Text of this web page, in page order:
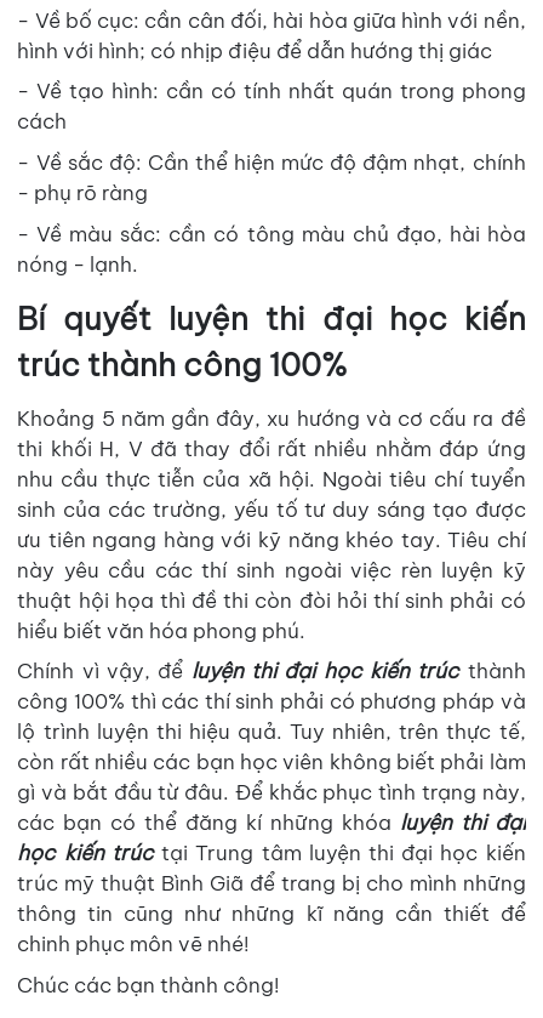
- Về bố cục: cần cân đối, hài hòa giữa hình với nền,
hình với hình; có nhịp điệu để dẫn hướng thị giác
- Về tạo hình: cần có tính nhất quán trong phong
cách
- Về sắc độ: Cần thể hiện mức độ đậm nhạt, chính
- phụ rõ ràng
- Về màu sắc: cần có tông màu chủ đạo, hài hòa
nóng - lạnh.
Bí quyết luyện thi đại học kiến
trúc thành công 100%
Khoảng 5 năm gần đây, xu hướng và cơ cấu ra đề
thi khối H, V đã thay đổi rất nhiều nhằm đáp ứng
nhu cầu thực tiễn của xã hội. Ngoài tiêu chí tuyển
sinh của các trường, yếu tố tư duy sáng tạo được
ưu tiên ngang hàng với kỹ năng khéo tay. Tiêu chí
này yêu cầu các thí sinh ngoài việc rèn luyện kỹ
thuật hội họa thì đề thi còn đòi hỏi thí sinh phải có
hiểu biết văn hóa phong phú.
Chính vì vậy, để luyện thi đại học kiến trúcthành
công 100% thì các thí sinh phải có phương pháp và
lộ trình luyện thi hiệu quả. Tuy nhiên, trên thực tế,
còn rất nhiều các bạn học viên không biết phải làm
gì và bắt đầu từ đâu. Để khắc phục tình trạng này,
các bạn có thể đăng kí những khóa luyện thi đại
học kiến trúctại Trung tâm luyện thi đại học kiến
trúc mỹ thuật Bình Giã để trang bị cho mình những
thông tin cũng như những kĩ năng cần thiết để
chinh phục môn vẽ nhé!
Chúc các bạn thành công!